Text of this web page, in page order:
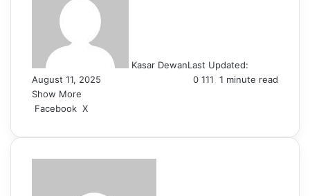
Kasar DewanLast Updated:
August 11, 2025
0 111 1 minute read
Show More
Facebook X
Email